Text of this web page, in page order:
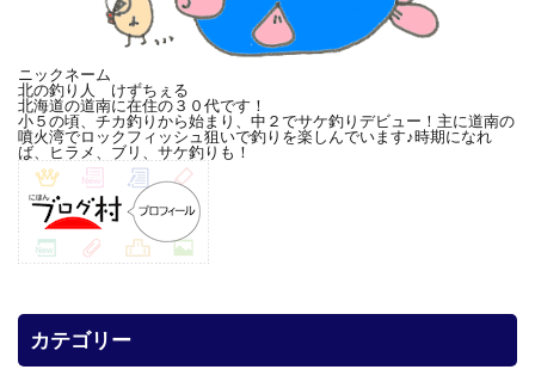
ニックネーム
北の釣り人 けずちぇる
北海道の道南に在住の３０代です！
小５の頃、チカ釣りから始まり、中２でサケ釣りデビュー！主に道南の
噴火湾でロックフィッシュ狙いで釣りを楽しんでいます♪時期になれ
ば、ヒラメ、ブリ、サケ釣りも！
カテゴリー